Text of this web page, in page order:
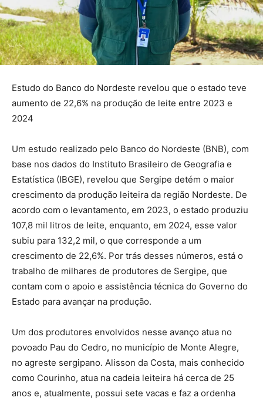
Estudo do Banco do Nordeste revelou que o estado teve
aumento de 22,6% na produção de leite entre 2023 e
2024
Um estudo realizado pelo Banco do Nordeste (BNB), com
base nos dados do Instituto Brasileiro de Geografia e
Estatística (IBGE), revelou que Sergipe detém o maior
crescimento da produção leiteira da região Nordeste. De
acordo com o levantamento, em 2023, o estado produziu
107,8 mil litros de leite, enquanto, em 2024, esse valor
subiu para 132,2 mil, o que corresponde a um
crescimento de 22,6%. Por trás desses números, está o
trabalho de milhares de produtores de Sergipe, que
contam com o apoio e assistência técnica do Governo do
Estado para avançar na produção.
Um dos produtores envolvidos nesse avanço atua no
povoado Pau do Cedro, no município de Monte Alegre,
no agreste sergipano. Alisson da Costa, mais conhecido
como Courinho, atua na cadeia leiteira há cerca de 25
anos e, atualmente, possui sete vacas e faz a ordenha